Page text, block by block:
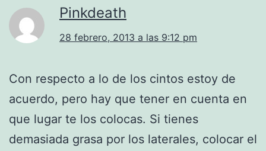
Pinkdeath
28 febrero, 2013 a las 9:12 pm
Con respecto a lo de los cintos estoy de
acuerdo, pero hay que tener en cuenta en
que lugar te los colocas. Si tienes
demasiada grasa por los laterales, colocar el